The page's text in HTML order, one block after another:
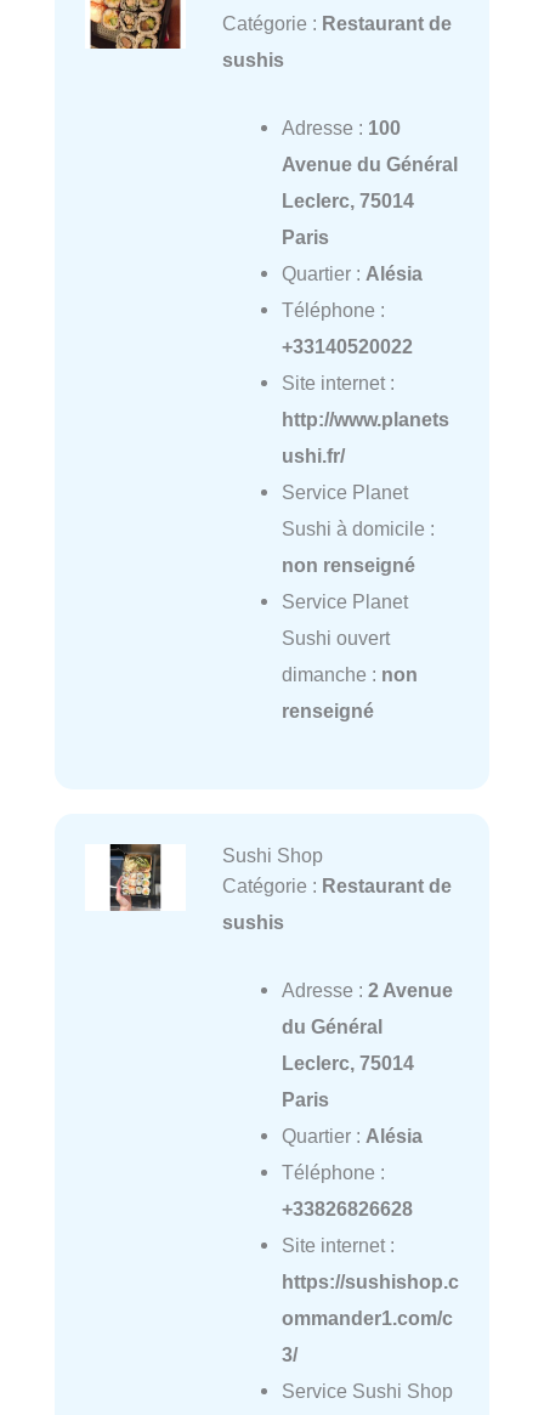
Catégorie : Restaurant de
sushis
Adresse : 100
Avenue du Général
Leclerc, 75014
Paris
Quartier : Alésia
Téléphone :
+33140520022
Site internet :
http://www.planets
ushi.fr/
Service Planet
Sushi à domicile :
non renseigné
Service Planet
Sushi ouvert
dimanche : non
renseigné
Sushi Shop
Catégorie : Restaurant de
sushis
Adresse : 2 Avenue
du Général
Leclerc, 75014
Paris
Quartier : Alésia
Téléphone :
+33826826628
Site internet :
https://sushishop.c
ommander1.com/c
3/
Service Sushi Shop